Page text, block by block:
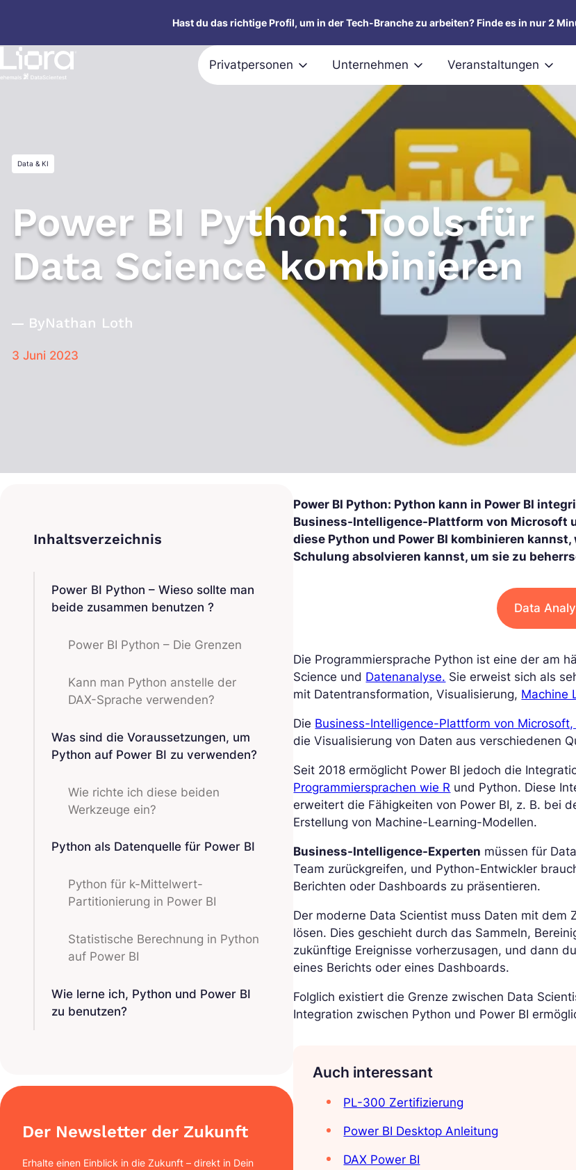
springen
Hast du das richtige Profil, um in der Tech-Branche zu arbeiten? Finde es in nur 2
Privatpersonen Unternehmen Veranstaltungen
Data & KI
Power BI Python: Tools für
Data Science kombinieren
ByNathan Loth
3 Juni 2023
Power BI Python – Wieso sollte man
beide zusammen benutzen ?
Power BI Python – Die Grenzen
Kann man Python anstelle der
DAX-Sprache verwenden?
Was sind die Voraussetzungen, um
Python auf Power BI zu verwenden?
Wie richte ich diese beiden
Werkzeuge ein?
Python als Datenquelle für Power BI
Python für k-Mittelwert-
Partitionierung in Power BI
Statistische Berechnung in Python
auf Power BI
Wie lerne ich, Python und Power BI
zu benutzen?
Der Newsletter der Zukunft
Erhalte einen Einblick in die Zukunft – direkt in Dein
Power BI Python: Python kann in Power BI
Business-Intelligence-Plattform von Microsoft
diese Python und Power BI kombinieren
Schulung absolvieren kannst, um sie zu
Data
Die Programmiersprache Python ist eine der am
Science und Datenanalyse. Sie erweist sich als
mit Datentransformation, Visualisierung, Machine
Die Business-Intelligence-Plattform von Microsoft,
die Visualisierung von Daten aus verschiedenen
Seit 2018 ermöglicht Power BI jedoch die
Programmiersprachen wie R und Python. Diese
erweitert die Fähigkeiten von Power BI, z. B. bei
Erstellung von Machine-Learning-Modellen.
Business-Intelligence-Experten müssen für
Team zurückgreifen, und Python-Entwickler
Berichten oder Dashboards zu präsentieren.
Der moderne Data Scientist muss Daten mit
lösen. Dies geschieht durch das Sammeln,
zukünftige Ereignisse vorherzusagen, und dann
eines Berichts oder eines Dashboards.
Folglich existiert die Grenze zwischen Data
Integration zwischen Python und Power BI
Auch interessant
PL-300 Zertifizierung
Power BI Desktop Anleitung
DAX Power BI